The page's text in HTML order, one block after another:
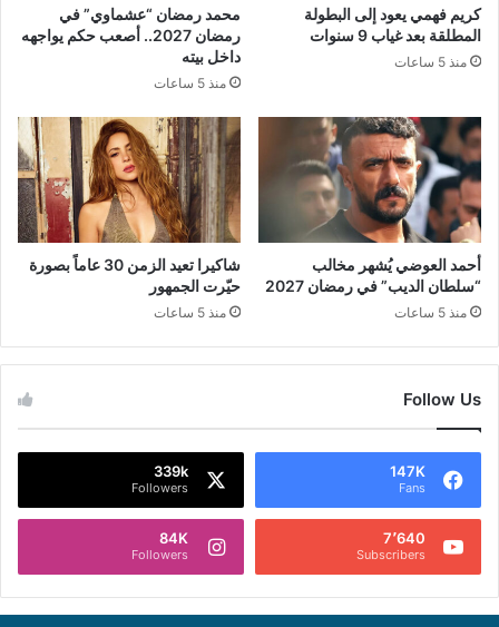
كريم فهمي يعود إلى البطولة
المطلقة بعد غياب 9 سنوات
منذ 5 ساعات
محمد رمضان “عشماوي” في
رمضان 2027.. أصعب حكم يواجهه
داخل بيته
منذ 5 ساعات
أحمد العوضي يُشهر مخالب
“سلطان الديب” في رمضان 2027
منذ 5 ساعات
شاكيرا تعيد الزمن 30 عاماً بصورة
حيّرت الجمهور
منذ 5 ساعات
Follow Us
147K
Fans
339k
Followers
7٬640
Subscribers
84K
Followers